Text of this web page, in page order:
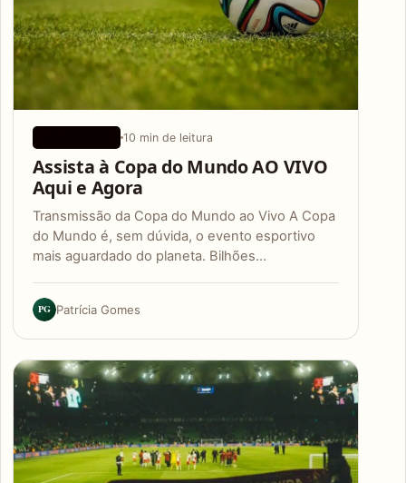
10 min de leitura
Assista à Copa do Mundo AO VIVO
Aqui e Agora
Transmissão da Copa do Mundo ao Vivo A Copa
do Mundo é, sem dúvida, o evento esportivo
mais aguardado do planeta. Bilhões…
PG Patrícia Gomes